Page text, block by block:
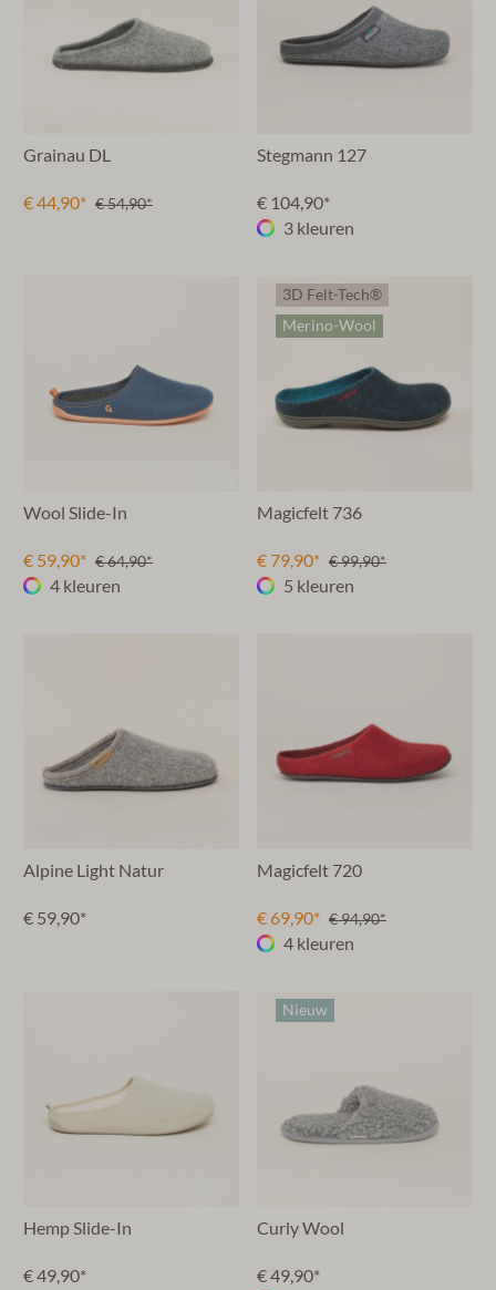
Grainau DL
€ 44,90* € 54,90*
Stegmann 127
€ 104,90*
3 kleuren
Wool Slide-In
€ 59,90* € 64,90*
4 kleuren
3D Felt-Tech®
Merino-Wool
Magicfelt 736
€ 79,90* € 99,90*
5 kleuren
Alpine Light Natur
€ 59,90*
Magicfelt 720
€ 69,90* € 94,90*
4 kleuren
Hemp Slide-In
€ 49,90*
Nieuw
Curly Wool
€ 49,90*